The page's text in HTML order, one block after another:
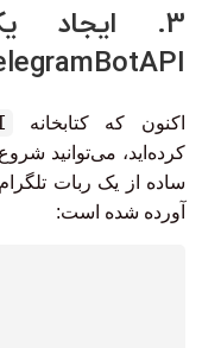
3. ایجاد
اکنون که کتابخانه
کرده‌اید، می‌توانید
آورده شده است: